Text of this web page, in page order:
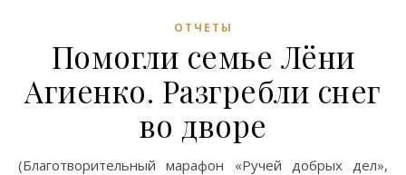
ОТЧЕТЫ
Помогли семье Лёни
Агиенко. Разгребли снег
во дворе
(Благотворительный марафон «Ручей добрых дел»,